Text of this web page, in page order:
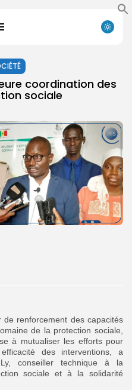
Search
Button
coordination des
sociale
de renforcement des capacités
de la protection sociale,
à mutualiser les efforts pour
des interventions, a
conseiller technique à la
sociale et à la solidarité